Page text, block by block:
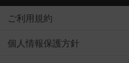
ご利用規約
個人情報保護方針